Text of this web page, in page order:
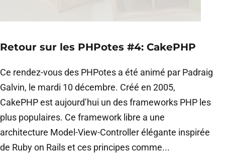
Retour sur les PHPotes #4: CakePHP
Ce rendez-vous des PHPotes a été animé par Padraig
Galvin, le mardi 10 décembre. Créé en 2005,
CakePHP est aujourd’hui un des frameworks PHP les
plus populaires. Ce framework libre a une
architecture Model-View-Controller élégante inspirée
de Ruby on Rails et ces principes comme...